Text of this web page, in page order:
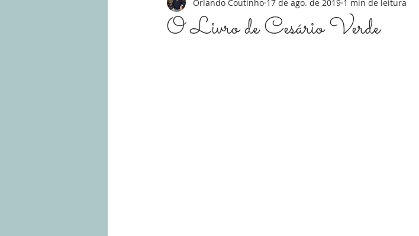
O Livro de Cesário Verde
Orlando Coutinho 17 de ago. de 2019 1 min de leitura